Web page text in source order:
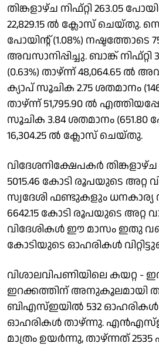
തിങ്കളാഴ്ച നിഫ്റ്റി 263.05
22,829.15 ൽ ക്ലോസ് ചെയ്തു.
പോയിൻ്റ് (1.08%) നഷ്ടത്തോടെ
അവസാനിപ്പിച്ചു. ബാങ്ക് നിഫ്റ്റി
(0.63%) താഴ്ന്ന് 48,064.65 ൽ
ക്യാപ് സൂചിക 2.75 ശതമാനം
താഴ്ന്ന് 51,795.90 ൽ
സൂചിക 3.84 ശതമാനം (651.80
16,304.25 ൽ ക്ലോസ് ചെയ്തു.
വിദേശനിക്ഷേപകർ
5015.46 കോടി രൂപയുടെ അറ്റ
സ്വദേശി ഫണ്ടുകളും
6642.15 കോടി രൂപയുടെ അറ്റ
വിദേശികൾ ഈ മാസം ഇതു വരെ
കോടിയുടെ ഓഹരികൾ
വിശാലവിപണിയിലെ കയറ്റ -
ഇറക്കത്തിന് അനുകൂലമായി
ബിഎസ്ഇയിൽ 532 ഓഹരികൾ
ഓഹരികൾ താഴ്ന്നു.
മാത്രം ഉയർന്നു, താഴ്ന്നത് 2535